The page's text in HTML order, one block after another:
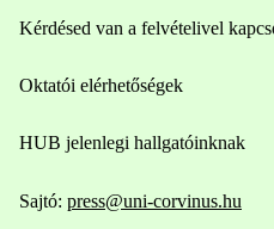
Kérdésed van a felvételivel
Oktatói elérhetőségek
HUB jelenlegi hallgatóinknak
Sajtó: press@uni-corvinus.hu